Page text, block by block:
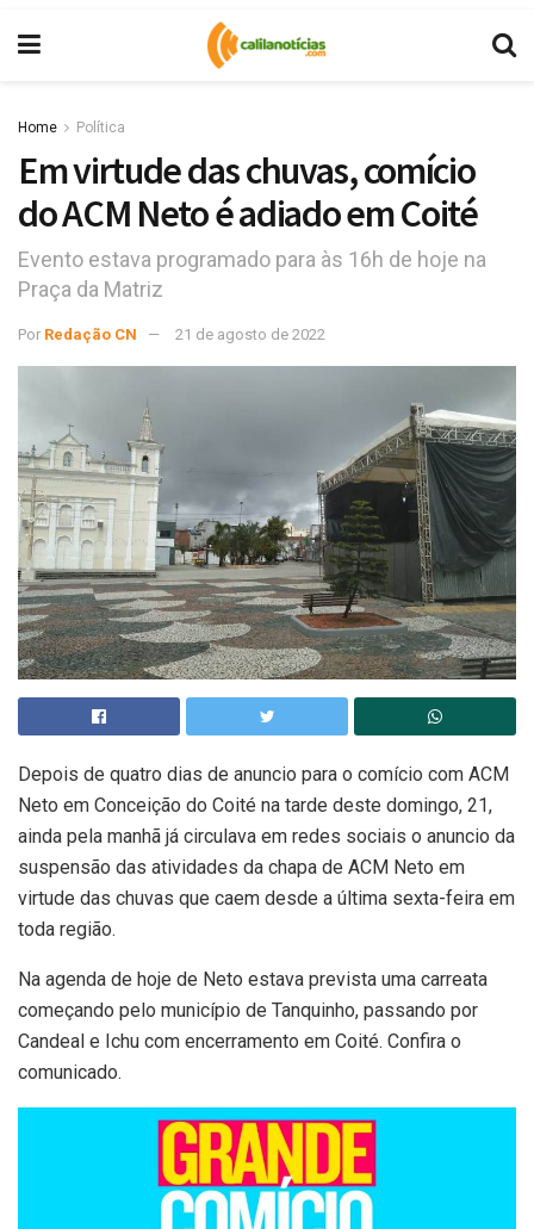
Home Política
Em virtude das chuvas, comício
do ACM Neto é adiado em Coité
Evento estava programado para às 16h de hoje na
Praça da Matriz
Por Redação CN 21 de agosto de 2022
Depois de quatro dias de anuncio para o comício com ACM
Neto em Conceição do Coité na tarde deste domingo, 21,
ainda pela manhã já circulava em redes sociais o anuncio da
suspensão das atividades da chapa de ACM Neto em
virtude das chuvas que caem desde a última sexta-feira em
toda região.
Na agenda de hoje de Neto estava prevista uma carreata
começando pelo município de Tanquinho, passando por
Candeal e Ichu com encerramento em Coité. Confira o
comunicado.